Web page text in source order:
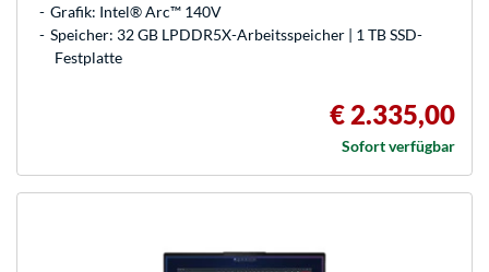
Grafik: Intel® Arc™ 140V
Speicher: 32 GB LPDDR5X-Arbeitsspeicher | 1 TB SSD-
Festplatte
€ 2.335,00
Sofort verfügbar